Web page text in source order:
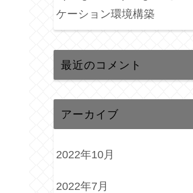
ケーション環境構築
最近のコメント
アーカイブ
2022年10月
2022年7月